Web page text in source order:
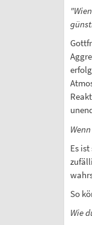
Es
So
Wie